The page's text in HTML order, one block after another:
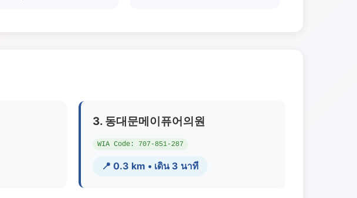
3. 동대문메이퓨어의원
WIA Code: 707-851-287
📍 0.3 km • เดิน 3 นาที